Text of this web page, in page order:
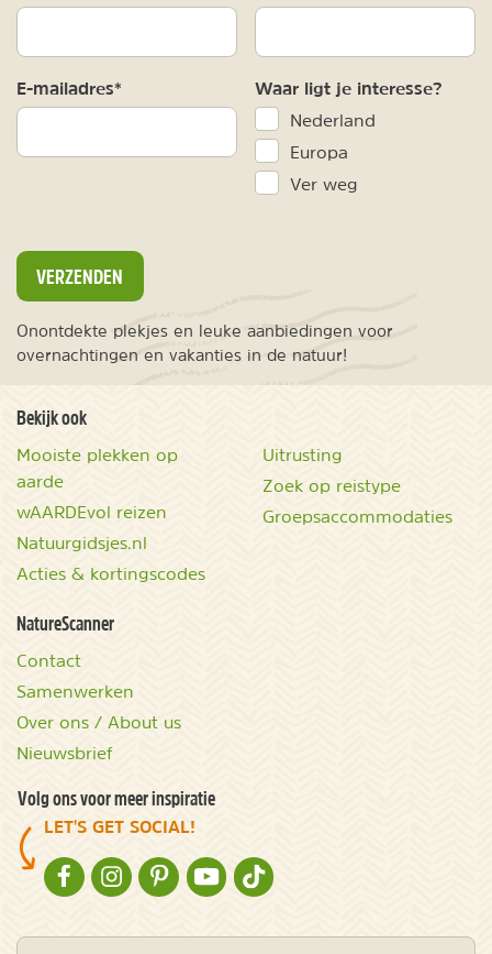
E-mailadres* Waar ligt je interesse?
Nederland
Europa
Ver weg
VERZENDEN
Onontdekte plekjes en leuke aanbiedingen voor
overnachtingen en vakanties in de natuur!
Bekijk ook
Mooiste plekken op
aarde
wAARDEvol reizen
Natuurgidsjes.nl
Acties & kortingscodes
Uitrusting
Zoek op reistype
Groepsaccommodaties
NatureScanner
Contact
Samenwerken
Over ons / About us
Nieuwsbrief
Volg ons voor meer inspiratie
LET'S GET SOCIAL!
NATURESCANNER OP FACEBOOK
NATURESCANNER OP INSTAGRAM
NATURESCANNER OP PINTEREST
NATURESCANNER OP YOUTUBE
NATURESCANNER OP TIKTOK